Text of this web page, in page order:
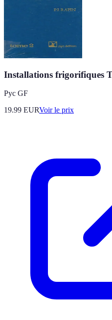
Installations frigorifiques
Pyc GF
19.99 EURVoir le prix